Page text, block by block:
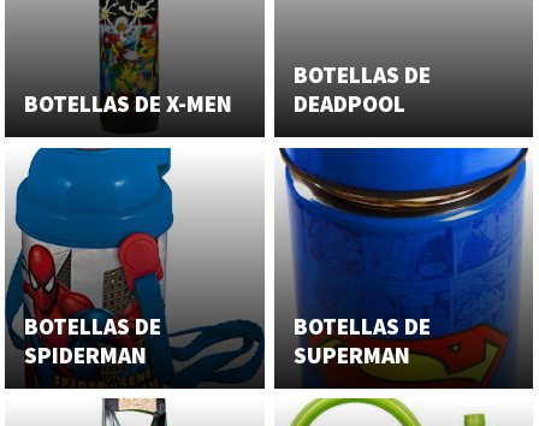
BOTELLAS DE X-MEN
BOTELLAS DE
DEADPOOL
BOTELLAS DE
SPIDERMAN
BOTELLAS DE
SUPERMAN